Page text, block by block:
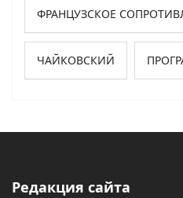
ФРАНЦУЗСКОЕ
ЧАЙКОВСКИЙ
Редакция сайта